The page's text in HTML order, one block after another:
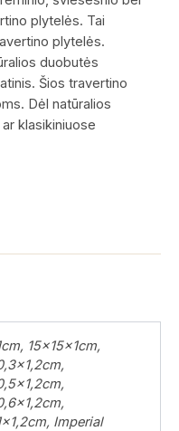
plytelės. Tai
plytelės.
duobutės
Šios travertino
Dėl natūralios
klasikiniuose
15x15x1cm,
Imperial